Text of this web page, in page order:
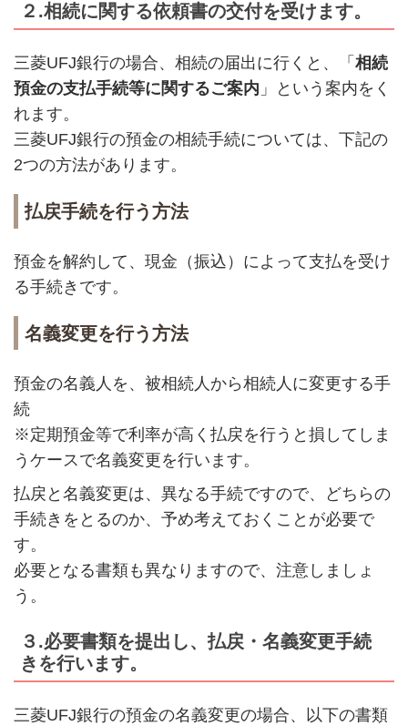
２.相続に関する依頼書の交付を受けます。
三菱UFJ銀行の場合、相続の届出に行くと、「 相続
預金の支払手続等に関するご案内 」という案内をく
れます。
三菱UFJ銀行の預金の相続手続については、下記の
2つの方法があります。
払戻手続を行う方法
預金を解約して、現金（振込）によって支払を受け
る手続きです。
名義変更を行う方法
預金の名義人を、被相続人から相続人に変更する手
続
※定期預金等で利率が高く払戻を行うと損してしま
うケースで名義変更を行います。
払戻と名義変更は、異なる手続ですので、どちらの
手続きをとるのか、予め考えておくことが必要で
す。
必要となる書類も異なりますので、注意しましょ
う。
３.必要書類を提出し、払戻・名義変更手続
きを行います。
三菱UFJ銀行の預金の名義変更の場合、以下の書類